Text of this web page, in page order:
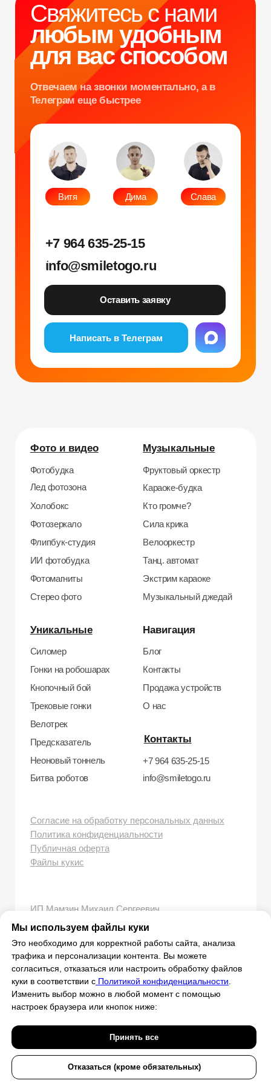
smiletogo.ru
Рег. номер РКН 77-24-157364
Мы используем файлы куки
Это необходимо для корректной работы сайта, анализа
трафика и персонализации контента. Вы можете
согласиться, отказаться или настроить обработку файлов
куки в соответствии с Политикой конфиденциальности
Изменить выбор можно в любой момент с помощью
настроек браузера или кнопок ниже:
Принять все
Отказаться (кроме обязательных)